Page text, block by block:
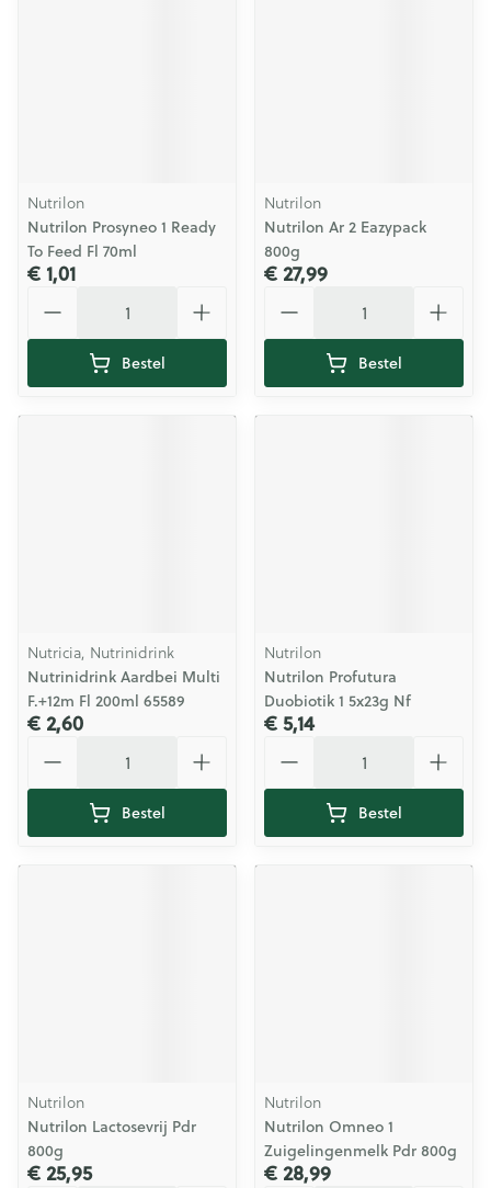
Nutrilon
Nutrilon Prosyneo 1 Ready
To Feed Fl 70ml
€ 1,01
Bestel
Nutrilon
Nutrilon Ar 2 Eazypack
800g
€ 27,99
Bestel
Nutricia, Nutrinidrink
Nutrinidrink Aardbei Multi
F.+12m Fl 200ml 65589
€ 2,60
Bestel
Nutrilon
Nutrilon Profutura
Duobiotik 1 5x23g Nf
€ 5,14
Bestel
Nutrilon
Nutrilon Lactosevrij Pdr
800g
€ 25,95
Nutrilon
Nutrilon Omneo 1
Zuigelingenmelk Pdr 800g
€ 28,99